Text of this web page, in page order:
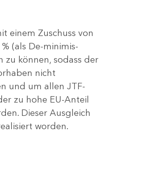
einem Zuschuss von
(als De-minimis-
zu können, sodass der
nicht
und um allen JTF-
zu hohe EU-Anteil
Dieser Ausgleich
worden.